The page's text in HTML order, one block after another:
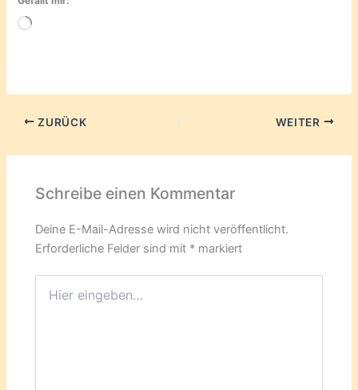
Wird
ZURÜCK WEITER
Schreibe einen Kommentar
Deine E-Mail-Adresse wird nicht veröffentlicht.
Erforderliche Felder sind mit * markiert
eingeben…